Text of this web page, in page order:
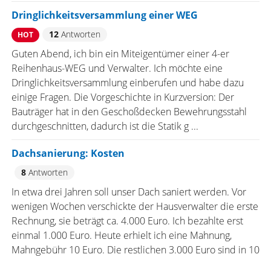
Dringlichkeitsversammlung einer WEG
HOT 12Antworten
Guten Abend, ich bin ein Miteigentümer einer 4-er
Reihenhaus-WEG und Verwalter. Ich möchte eine
Dringlichkeitsversammlung einberufen und habe dazu
einige Fragen. Die Vorgeschichte in Kurzversion: Der
Bauträger hat in den Geschoßdecken Bewehrungsstahl
durchgeschnitten, dadurch ist die Statik g ...
Dachsanierung: Kosten
8Antworten
In etwa drei Jahren soll unser Dach saniert werden. Vor
wenigen Wochen verschickte der Hausverwalter die erste
Rechnung, sie beträgt ca. 4.000 Euro. Ich bezahlte erst
einmal 1.000 Euro. Heute erhielt ich eine Mahnung,
Mahngebühr 10 Euro. Die restlichen 3.000 Euro sind in 10